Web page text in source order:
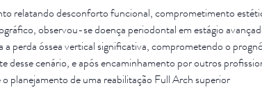
relatando desconforto funcional, comprometimento
observou-se doença periodontal em estágio
a perda óssea vertical significativa, comprometendo o
desse cenário, e após encaminhamento por outros
planejamento de uma reabilitação Full Arch superior